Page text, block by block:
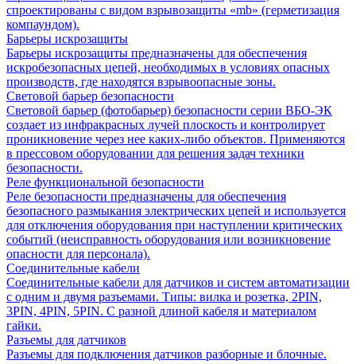
спроектированы с видом взрывозащиты «mb» (герметизация
компаундом).
Барьеры искрозащиты
Барьеры искрозащиты предназначены для обеспечения
искробезопасных цепей, необходимых в условиях опасных
производств, где находятся взрывоопасные зоны.
Световой барьер безопасности
Световой барьер (фотобарьер) безопасности серии ВБО-ЭК
создает из инфракрасных лучей плоскость и контролирует
проникновение через нее каких-либо объектов. Применяются
в прессовом оборудовании для решения задач техники
безопасности.
Реле функциональной безопасности
Реле безопасности предназначены для обеспечения
безопасного размыкания электрических цепей и используется
для отключения оборудования при наступлении критических
событий (неисправность оборудования или возникновение
опасности для персонала).
Соединительные кабели
Соединительные кабели для датчиков и систем автоматизации
с одним и двумя разъемами. Типы: вилка и розетка, 2PIN,
3PIN, 4PIN, 5PIN. С разной длиной кабеля и материалом
гайки.
Разъемы для датчиков
Разъемы для подключения датчиков разборные и блочные.